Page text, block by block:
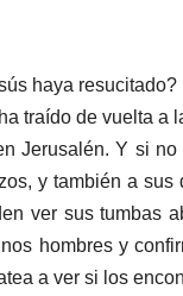
haya
traído de vuelta a
Jerusalén. Y si
y también a sus
ver sus tumbas
hombres y
a ver si los